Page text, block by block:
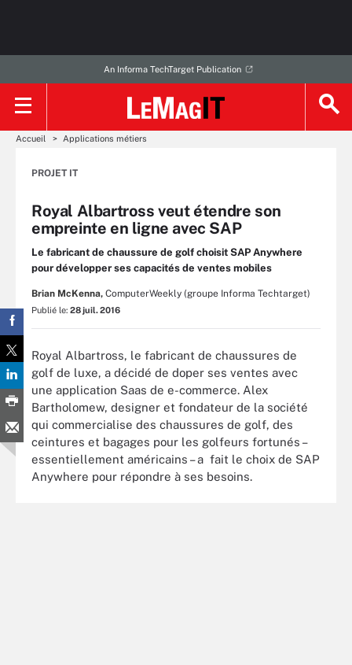
An Informa TechTarget Publication
Accueil Applications métiers
PROJET IT
Royal Albartross veut étendre son
empreinte en ligne avec SAP
Le fabricant de chaussure de golf choisit SAP Anywhere
pour développer ses capacités de ventes mobiles
Brian McKenna, ComputerWeekly (groupe Informa Techtarget)
Publié le: 28 juil. 2016
Royal Albartross, le fabricant de chaussures de
golf de luxe, a décidé de doper ses ventes avec
une application Saas de e-commerce. Alex
Bartholomew, designer et fondateur de la société
qui commercialise des chaussures de golf, des
ceintures et bagages pour les golfeurs fortunés –
essentiellement américains – a fait le choix de SAP
Anywhere pour répondre à ses besoins.